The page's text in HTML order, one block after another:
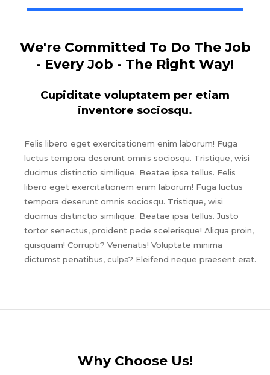
We're Committed To Do The Job
- Every Job - The Right Way!
Cupiditate voluptatem per etiam
inventore sociosqu.
Felis libero eget exercitationem enim laborum! Fuga
luctus tempora deserunt omnis sociosqu. Tristique, wisi
ducimus distinctio similique. Beatae ipsa tellus. Felis
libero eget exercitationem enim laborum! Fuga luctus
tempora deserunt omnis sociosqu. Tristique, wisi
ducimus distinctio similique. Beatae ipsa tellus. Justo
tortor senectus, proident pede scelerisque! Aliqua proin,
quisquam! Corrupti? Venenatis! Voluptate minima
dictumst penatibus, culpa? Eleifend neque praesent erat.
Why Choose Us!​